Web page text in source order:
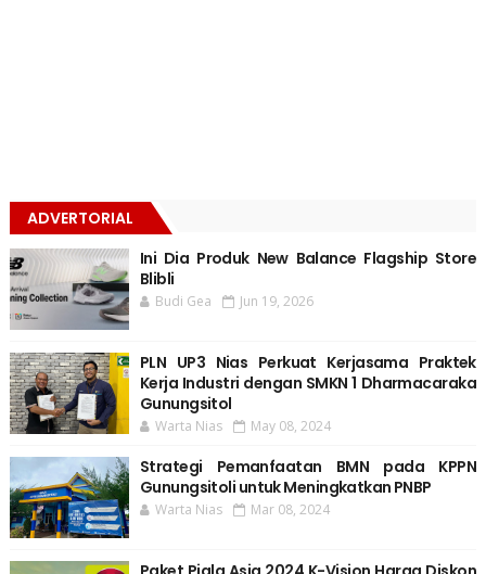
ADVERTORIAL
Ini Dia Produk New Balance Flagship Store
Blibli
Budi Gea Jun 19, 2026
PLN UP3 Nias Perkuat Kerjasama Praktek
Kerja Industri dengan SMKN 1 Dharmacaraka
Gunungsitol
Warta Nias May 08, 2024
Strategi Pemanfaatan BMN pada KPPN
Gunungsitoli untuk Meningkatkan PNBP
Warta Nias Mar 08, 2024